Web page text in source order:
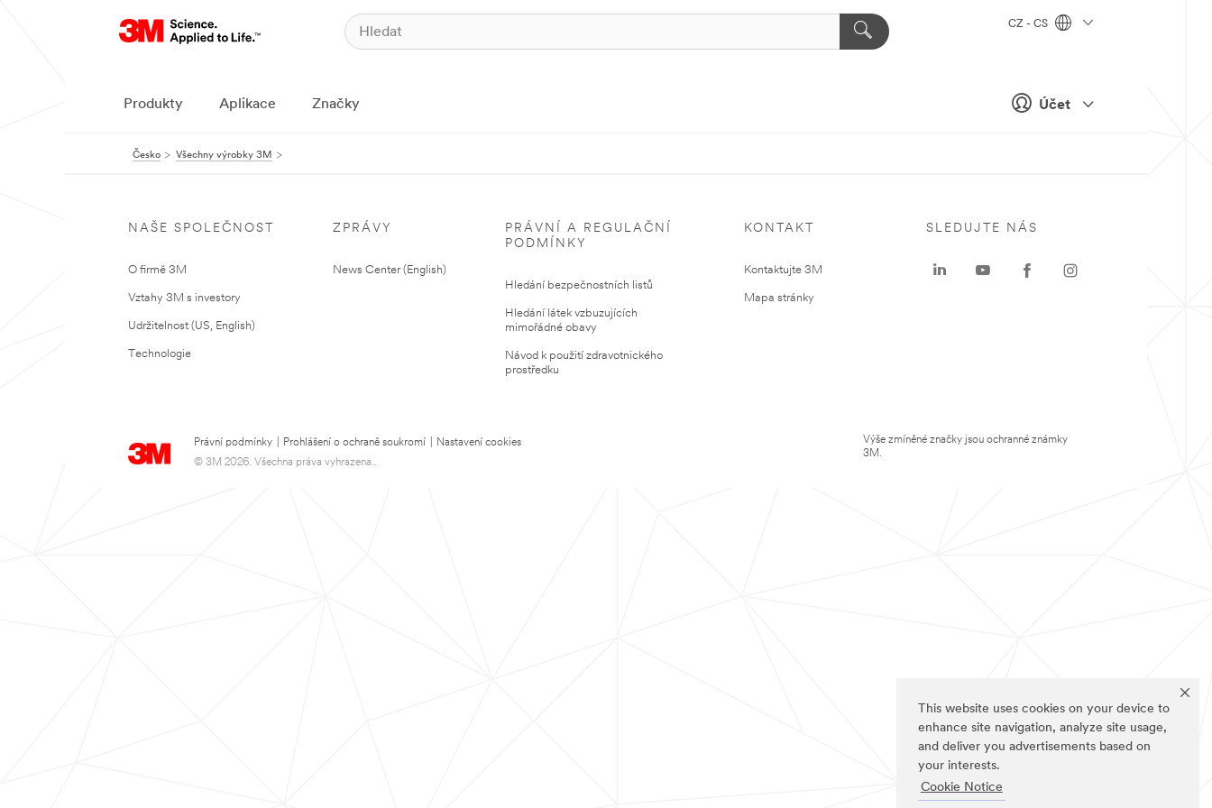
This website uses cookies on your device to
enhance site navigation, analyze site usage,
and deliver you advertisements based on
your interests.
Cookie Notice
Účet
CZ - CS
Produkty Aplikace Značky
Česko Všechny výrobky 3M
NAŠE SPOLEČNOST
O firmě 3M
Vztahy 3M s investory
Udržitelnost (US, English)
Technologie
ZPRÁVY
News Center (English)
PRÁVNÍ A REGULAČNÍ
PODMÍNKY
Hledání bezpečnostních listů
Hledání látek vzbuzujících
mimořádné obavy
Návod k použití zdravotnického
prostředku
KONTAKT
Kontaktujte 3M
Mapa stránky
Právní podmínky Prohlášení o ochraně soukromí
Nastavení cookies
© 3M 2026. Všechna práva vyhrazena..
SLEDUJTE NÁS
Výše zmíněné značky jsou ochranné známky
3M.